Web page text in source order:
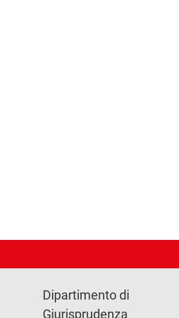
Dipartimento di
Giurisprudenza